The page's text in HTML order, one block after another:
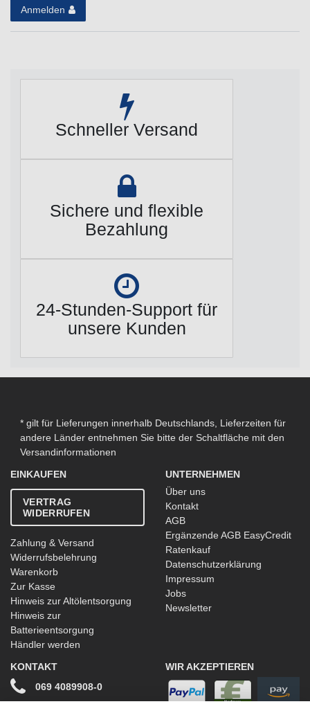
Anmelden
Schneller Versand
Sichere und flexible
Bezahlung
24-Stunden-Support für
unsere Kunden
* gilt für Lieferungen innerhalb Deutschlands, Lieferzeiten für
andere Länder entnehmen Sie bitte der Schaltfläche mit den
Versandinformationen
EINKAUFEN
VERTRAG
WIDERRUFEN
Zahlung & Versand
Widerrufsbelehrung
Warenkorb
Zur Kasse
Hinweis zur Altölentsorgung
Hinweis zur
Batterieentsorgung
Händler werden
UNTERNEHMEN
Über uns
Kontakt
AGB
Ergänzende AGB EasyCredit
Ratenkauf
Datenschutzerklärung
Impressum
Jobs
Newsletter
KONTAKT
069 4089908-0
WIR AKZEPTIEREN